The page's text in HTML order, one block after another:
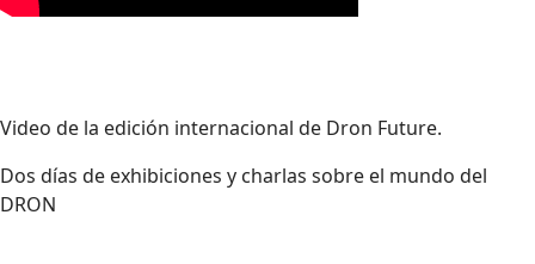
Video de la edición internacional de Dron Future.
Dos días de exhibiciones y charlas sobre el mundo del
DRON